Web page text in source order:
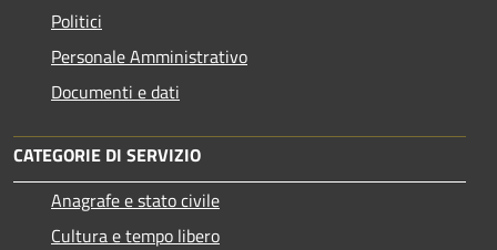
Politici
Personale Amministrativo
Documenti e dati
CATEGORIE DI SERVIZIO
Anagrafe e stato civile
Cultura e tempo libero